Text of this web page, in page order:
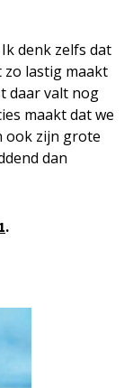
denk zelfs dat
zo lastig maakt
daar valt nog
maakt dat we
ook zijn grote
dan
.